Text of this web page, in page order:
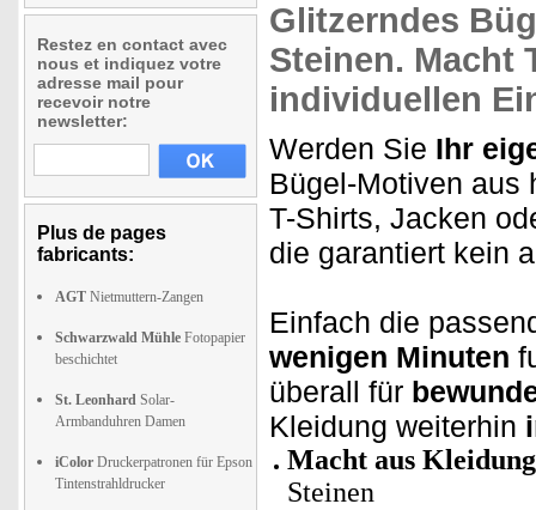
Restez en contact avec
nous et indiquez votre
adresse mail pour
recevoir notre
newsletter:
Plus de pages
fabricants:
AGT Nietmuttern-Zangen
Schwarzwald Mühle Fotopapier
beschichtet
St. Leonhard Solar-
Armbanduhren Damen
iColor Druckerpatronen für Epson
Tintenstrahldrucker
Glitzerndes
Steinen. Macht
individuellen
Werden Sie Ihr
Bügel-Motiven aus
T-Shirts, Jacken
die garantiert kein
Einfach die
wenigen Minuten
überall für
Kleidung weiterhin
Macht aus
Steinen